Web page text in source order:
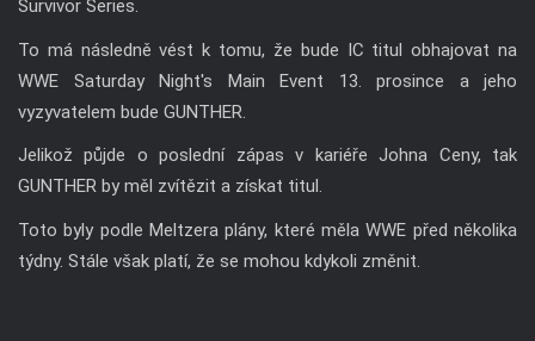
Survivor Series.
To má následně vést k tomu, že bude IC titul obhajovat na
WWE Saturday Night's Main Event 13. prosince a jeho
vyzyvatelem bude GUNTHER.
Jelikož půjde o poslední zápas v kariéře Johna Ceny, tak
GUNTHER by měl zvítězit a získat titul.
Toto byly podle Meltzera plány, které měla WWE před několika
týdny. Stále však platí, že se mohou kdykoli změnit.